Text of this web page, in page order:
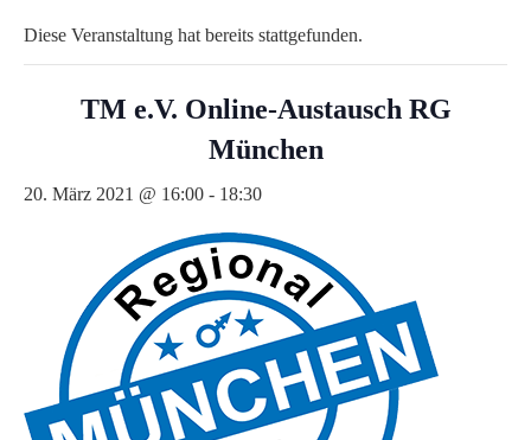
Diese Veranstaltung hat bereits stattgefunden.
TM e.V. Online-Austausch RG
München
20. März 2021 @ 16:00 - 18:30